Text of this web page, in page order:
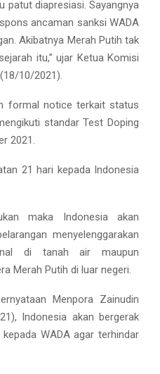
patut diapresiasi. Sayangnya
ancaman sanksi WADA
Akibatnya Merah Putih tak
itu,” ujar Ketua Komisi
10/2021).
formal notice terkait status
standar Test Doping
2021.
21 hari kepada Indonesia
maka Indonesia akan
menyelenggarakan
di tanah air maupun
Merah Putih di luar negeri.
Menpora Zainudin
Indonesia akan bergerak
WADA agar terhindar